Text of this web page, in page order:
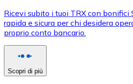
Ricevi subito i tuoi TRX con bonifici
rapida e sicura per chi desidera
proprio conto bancario.
Scopri di più